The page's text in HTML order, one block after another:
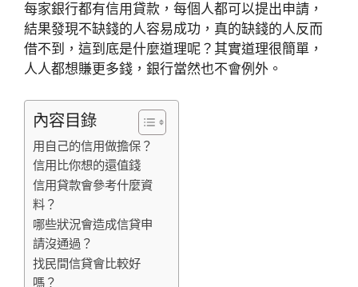
每家銀行都有信用貸款，每個人都可以提出申請，
結果發現不缺錢的人容易成功，真的缺錢的人反而
借不到，這到底是什麼道理呢？其實道理很簡單，
人人都想賺更多錢，銀行當然也不會例外。
內容目錄
用自己的信用做擔保？
信用比你想的還值錢
信用貸款會參考什麼資
料？
哪些狀況會造成信貸申
請沒通過？
找民間信貸會比較好
嗎？